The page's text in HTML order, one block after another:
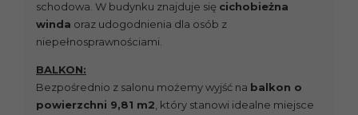
schodowa. W budynku znajduje się cichobieżna
winda oraz udogodnienia dla osób z
niepełnosprawnościami.
BALKON:
Bezpośrednio z salonu możemy wyjść na balkon o
powierzchni 9,81 m2 , który stanowi idealne miejsce